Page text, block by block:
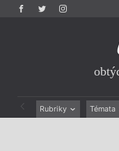
Rubriky Témata